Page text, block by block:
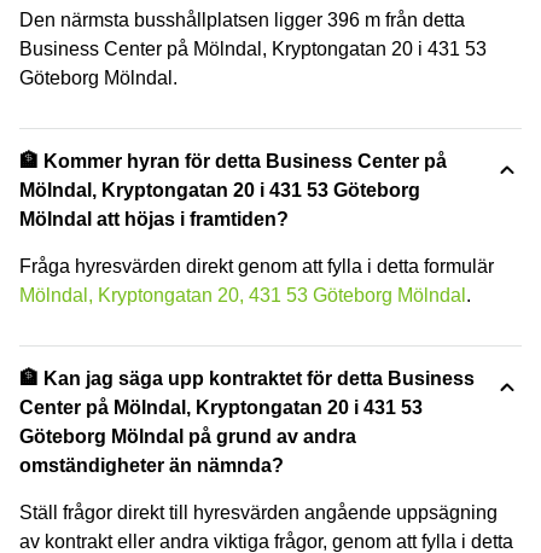
Den närmsta busshållplatsen ligger 396 m från detta
Business Center på Mölndal, Kryptongatan 20 i 431 53
Göteborg Mölndal.
🏦 Kommer hyran för detta Business Center på
Mölndal, Kryptongatan 20 i 431 53 Göteborg
Mölndal att höjas i framtiden?
Fråga hyresvärden direkt genom att fylla i detta formulär
Mölndal, Kryptongatan 20, 431 53 Göteborg Mölndal .
🏦 Kan jag säga upp kontraktet för detta Business
Center på Mölndal, Kryptongatan 20 i 431 53
Göteborg Mölndal på grund av andra
omständigheter än nämnda?
Ställ frågor direkt till hyresvärden angående uppsägning
av kontrakt eller andra viktiga frågor, genom att fylla i detta